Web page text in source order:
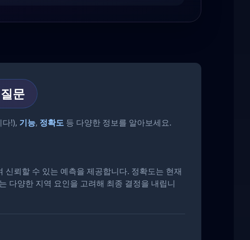
문
!), 기능, 정확도 등 다양한 정보를 알아보세요.
뢰할 수 있는 예측을 제공합니다. 정확도는 현재
다양한 지역 요인을 고려해 최종 결정을 내립니